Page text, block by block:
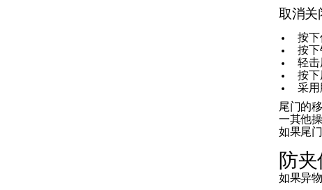
取消关
按下
按下
轻击
按下
采用
尾门的
一其他
如果尾
防
如果异